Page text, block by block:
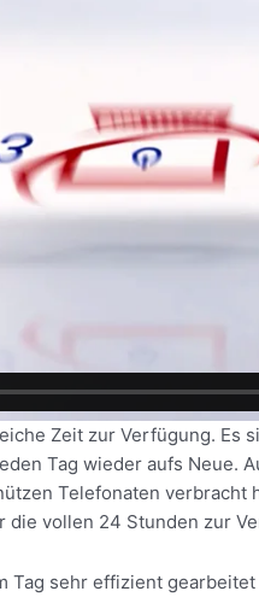
Zeit zur Verfügung. Es
Tag wieder aufs Neue.
Telefonaten verbracht
die vollen 24 Stunden zur
Tag sehr effizient